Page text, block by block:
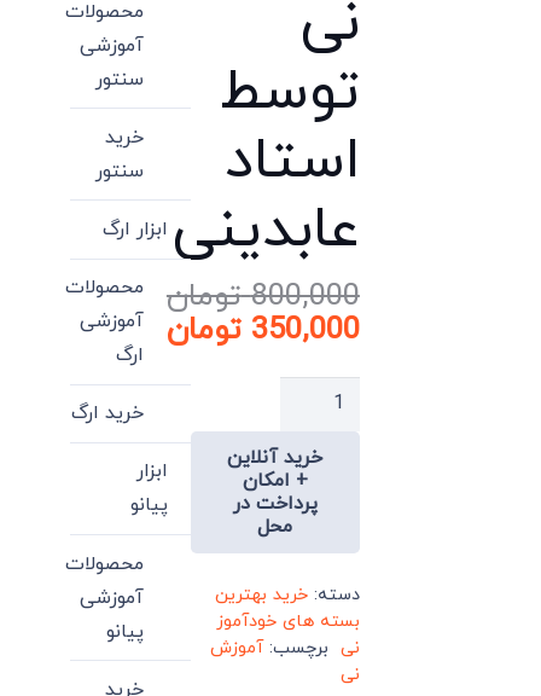
نی
توسط
استاد
عابدینی
800,000 تومان
قیمت
800,000 تومان
بود.
350,000 تومان
فعلی:
350,000 تومان.
خرید آنلاین
+ امکان
پرداخت در
محل
دسته:خرید بهترین
بسته های خودآموز
نی برچسب:آموزش
نی
محصولات
آموزشی
سنتور
خرید
سنتور
ابزار ارگ
محصولات
آموزشی
ارگ
خرید ارگ
ابزار
پیانو
محصولات
آموزشی
پیانو
خرید